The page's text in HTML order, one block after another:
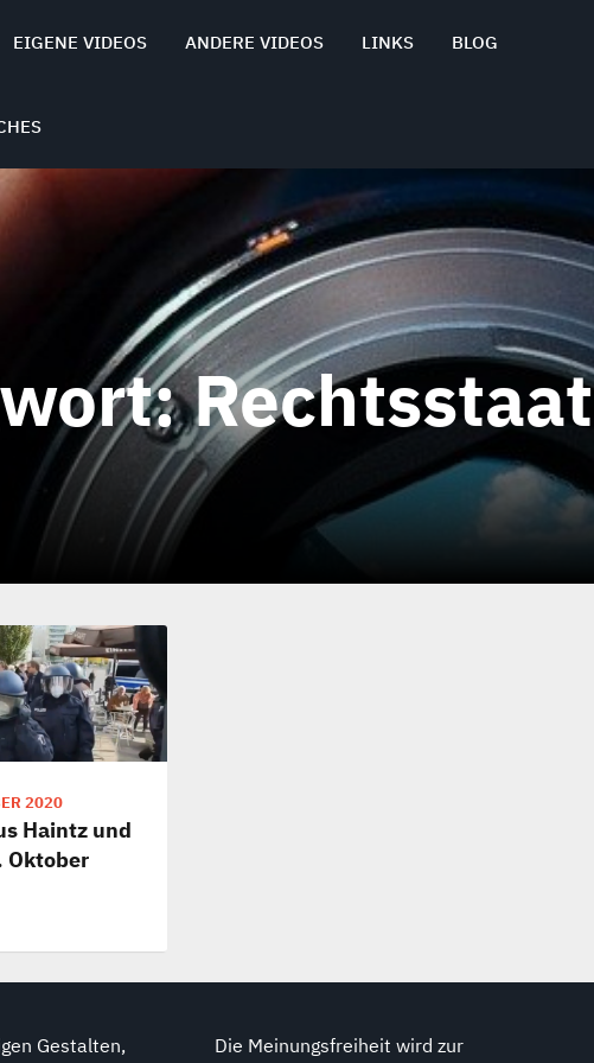
EIGENE VIDEOS ANDERE VIDEOS LINKS BLOG
Rechtsstaat
2020
Haintz und
Oktober
Gestalten,
Die Meinungsfreiheit wird zur